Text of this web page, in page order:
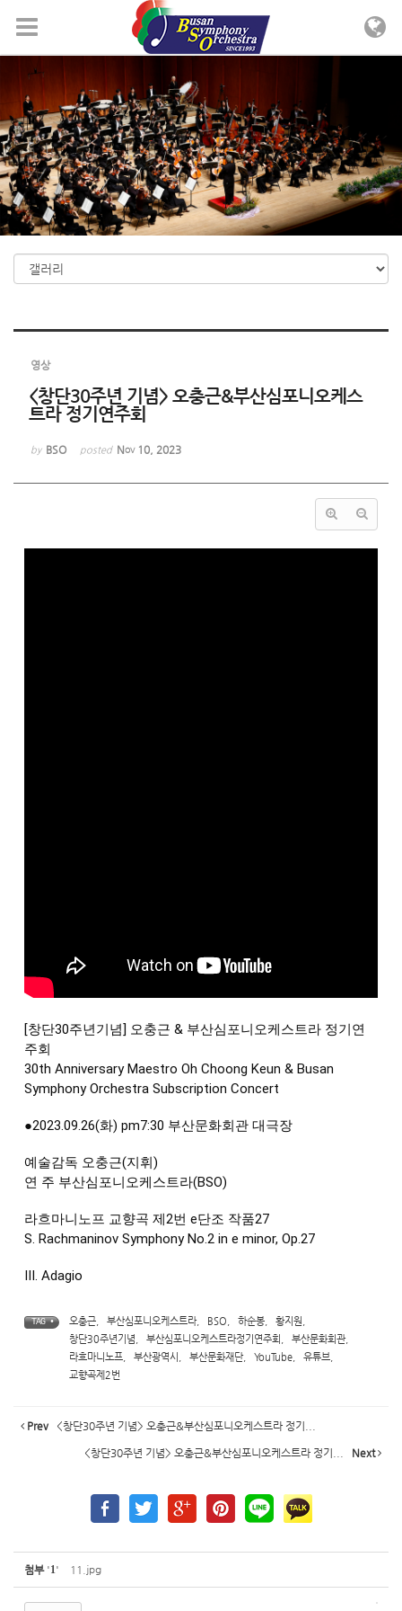
메뉴 건너뛰기
영상
<창단30주년 기념> 오충근&부산심포니오케스
트라 정기연주회
by BSO posted Nov 10, 2023
[창단30주년기념] 오충근 & 부산심포니오케스트라 정기연
주회
30th Anniversary Maestro Oh Choong Keun & Busan
Symphony Orchestra Subscription Concert
●2023.09.26(화) pm7:30 부산문화회관 대극장
예술감독 오충근(지휘)
연 주 부산심포니오케스트라(BSO)
라흐마니노프 교향곡 제2번 e단조 작품27
S. Rachmaninov Symphony No.2 in e minor, Op.27
Ⅲ. Adagio
TAG • 오충근 부산심포니오케스트라, BSO 하순봉 황지원
창단30주년기념
부산심포니오케스트라정기연주회 부산문화회관,
라흐마니노프
부산광역시 부산문화재단, YouTube 유튜브
교향곡제2번
Prev <창단30주년 기념> 오충근&부산심포니오케스트라 정기...
<창단30주년 기념> 오충근&부산심포니오케스트라 정기... Next
첨부 '1' 11.jpg